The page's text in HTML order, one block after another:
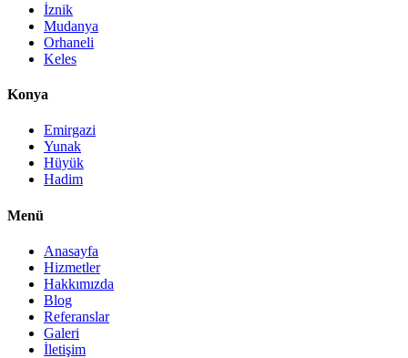
İznik
Mudanya
Orhaneli
Keles
Konya
Emirgazi
Yunak
Hüyük
Hadim
Menü
Anasayfa
Hizmetler
Hakkımızda
Blog
Referanslar
Galeri
İletişim